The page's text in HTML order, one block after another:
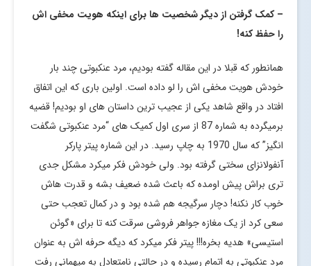
– کمک گرفتن از دیگر شخصیت ها برای اینکه هویت مخفی اش
را حفظ کنه!
همانطور که قبلا در این مقاله گفته بودیم، مرد عنکبوتی چند بار
خودش هویت مخفی اش را لو داده است. اولین باری که این اتفاق
افتاد در واقع شاهد یکی از عجیب ترین داستان های او بودیم! قضیه
برمیگرده به شماره 87 از سری اول کمیک های “مرد عنکبوتی شگفت
انگیز” که سال 1970 به چاپ رسید. در این شماره پیتر پارکر
آنفولانزای سختی گرفته بود. ولی خودش فکر میکرد مشکل جدی
تری براش پیش اومده که باعث شده ضعیف بشه و قدرت هاش
خوب کار نکنه! دچار سرگیجه هم شده بود و در کمال تعجب حتی
سعی کرد از یک مغازه جواهر فروشی سرقت کنه تا برای «گوئن
استیسی» هدیه بخره!!! پیتر فکر میکرد که دیگه حرفه اش به عنوان
مرد عنکبوتی به اتمام رسیده و در حالتی نامتعادل به میهمانی رفت